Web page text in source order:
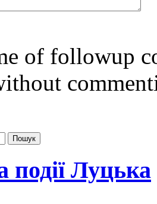
of followup
події Луцька